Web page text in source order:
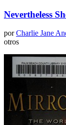
Nevertheless
porCharlie Jane
otros